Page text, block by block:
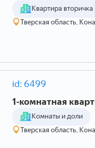
Квартира вторичка
Тверская область,
id: 6499
1-комнатная
Комнаты и доли
Тверская область,